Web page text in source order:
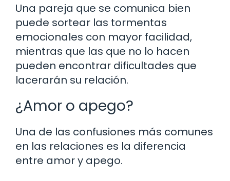
Una pareja que se comunica bien
puede sortear las tormentas
emocionales con mayor facilidad,
mientras que las que no lo hacen
pueden encontrar dificultades que
lacerarán su relación.
¿Amor o apego?
Una de las confusiones más comunes
en las relaciones es la diferencia
entre amor y apego.